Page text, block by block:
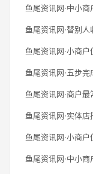
鱼尾资讯网·中小
鱼尾资讯网·替别
鱼尾资讯网·小商
鱼尾资讯网·五步
鱼尾资讯网·商户
鱼尾资讯网·实体
鱼尾资讯网·小商
鱼尾资讯网·中小